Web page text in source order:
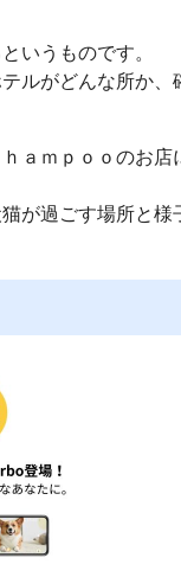
いうものです。
ルがどんな所か、
ａｍｐｏｏのお店
が過ごす場所と様